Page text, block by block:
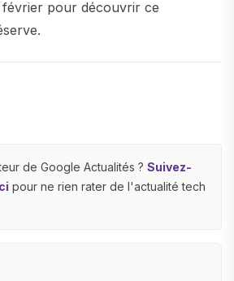
pour découvrir ce
de Google Actualités ? Suivez-
pour ne rien rater de l'actualité tech